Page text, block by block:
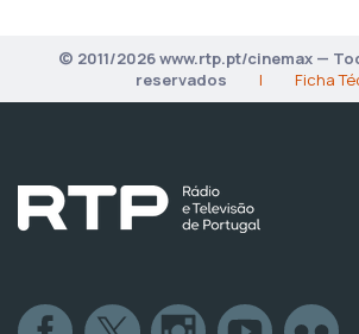
© 2011/2026 www.rtp.pt/cinemax —
reservados
| Ficha